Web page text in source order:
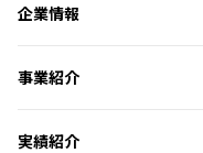
企業情報
事業紹介
実績紹介